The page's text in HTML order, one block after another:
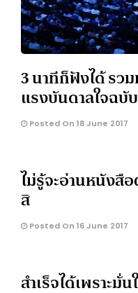
3 นาทีก็ฟังได้ รว
แรงบันดาลใจฉบั
Posted On 18 June 2017
ไม่รู้จะอ่านหนังสื
สิ
Posted On 16 June 2017
สำเร็จได้เพราะมั่